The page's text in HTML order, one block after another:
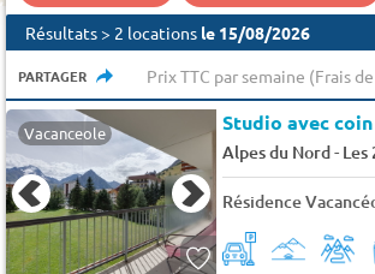
Résultats > 2 locations le 15/08/2026
PARTAGER Prix TTC par semaine (Frais
Vacanceole
Alpes du Nord- Les
Résidence